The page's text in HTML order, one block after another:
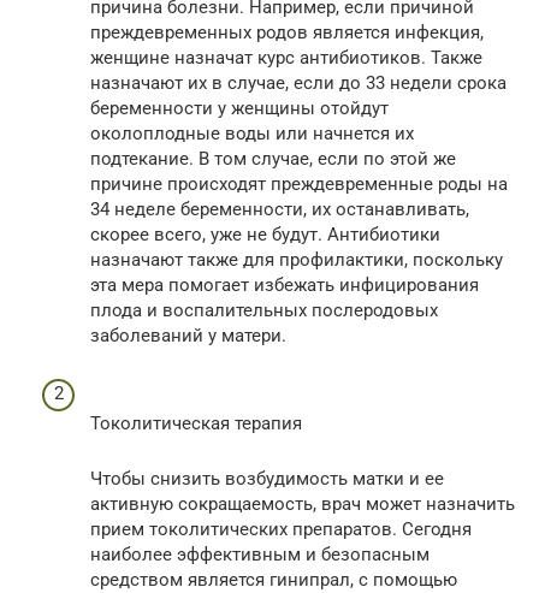
причина болезни. Например, если причиной
преждевременных родов является инфекция,
женщине назначат курс антибиотиков. Также
назначают их в случае, если до 33 недели срока
беременности у женщины отойдут
околоплодные воды или начнется их
подтекание. В том случае, если по этой же
причине происходят преждевременные роды на
34 неделе беременности, их останавливать,
скорее всего, уже не будут. Антибиотики
назначают также для профилактики, поскольку
эта мера помогает избежать инфицирования
плода и воспалительных послеродовых
заболеваний у матери.
Токолитическая терапия
Чтобы снизить возбудимость матки и ее
активную сокращаемость, врач может назначить
прием токолитических препаратов. Сегодня
наиболее эффективным и безопасным
средством является гинипрал, с помощью